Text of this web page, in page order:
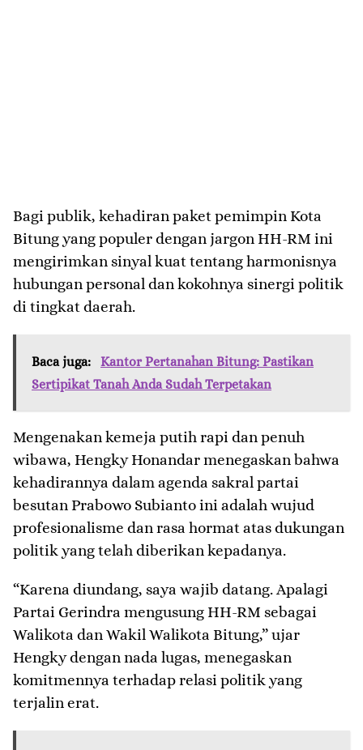
​Bagi publik, kehadiran paket pemimpin Kota
Bitung yang populer dengan jargon HH-RM ini
mengirimkan sinyal kuat tentang harmonisnya
hubungan personal dan kokohnya sinergi politik
di tingkat daerah.
Baca juga:
Kantor Pertanahan Bitung: Pastikan
Sertipikat Tanah Anda Sudah Terpetakan
​Mengenakan kemeja putih rapi dan penuh
wibawa, Hengky Honandar menegaskan bahwa
kehadirannya dalam agenda sakral partai
besutan Prabowo Subianto ini adalah wujud
profesionalisme dan rasa hormat atas dukungan
politik yang telah diberikan kepadanya.
​“Karena diundang, saya wajib datang. Apalagi
Partai Gerindra mengusung HH-RM sebagai
Walikota dan Wakil Walikota Bitung,” ujar
Hengky dengan nada lugas, menegaskan
komitmennya terhadap relasi politik yang
terjalin erat.